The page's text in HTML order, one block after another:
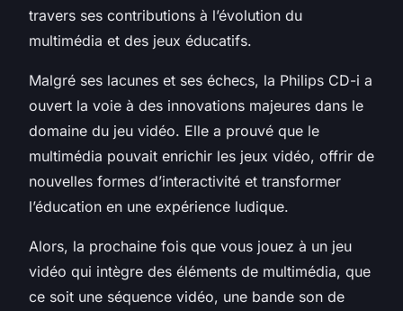
travers ses contributions à l’évolution du
multimédia et des jeux éducatifs.
Malgré ses lacunes et ses échecs, la Philips CD-i a
ouvert la voie à des innovations majeures dans le
domaine du jeu vidéo. Elle a prouvé que le
multimédia pouvait enrichir les jeux vidéo, offrir de
nouvelles formes d’interactivité et transformer
l’éducation en une expérience ludique.
Alors, la prochaine fois que vous jouez à un jeu
vidéo qui intègre des éléments de multimédia, que
ce soit une séquence vidéo, une bande son de